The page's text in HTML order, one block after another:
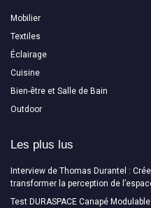
Mobilier
Textiles
Éclairage
Cuisine
Bien-être et Salle de Bain
Outdoor
Les plus lus
Interview de Thomas Durantel :
transformer la perception de
Test DURASPACE Canapé